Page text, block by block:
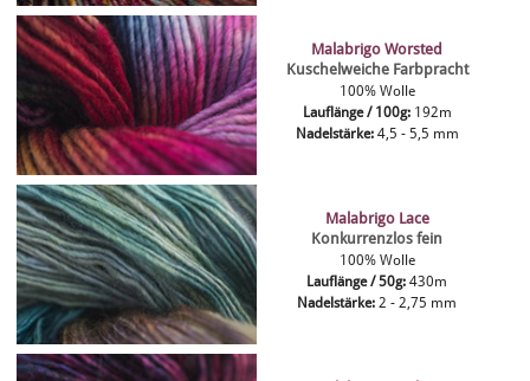
Malabrigo Worsted
Kuschelweiche Farbpracht
100% Wolle
Lauflänge / 100g: 192m
Nadelstärke: 4,5 - 5,5 mm
Malabrigo Lace
Konkurrenzlos fein
100% Wolle
Lauflänge / 50g:430m
Nadelstärke:2 - 2,75 mm